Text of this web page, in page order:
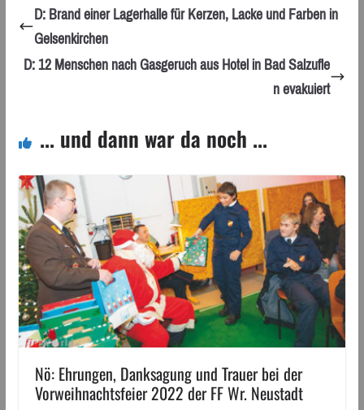
D: Brand einer Lagerhalle für Kerzen, Lacke und Farben in
Gelsenkirchen
D: 12 Menschen nach Gasgeruch aus Hotel in Bad Salzufle
n evakuiert
... und dann war da noch ...
Nö: Ehrungen, Danksagung und Trauer bei der
Vorweihnachtsfeier 2022 der FF Wr. Neustadt